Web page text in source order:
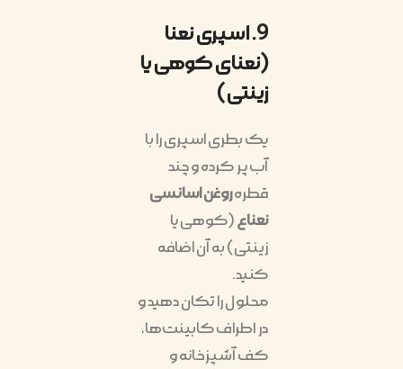
9. اسپری نعنا
(نعنای کوهی یا
زینتی)
یک بطری اسپری را با
آب پر کرده و چند
قطرهروغن اسانسی
نعناع(کوهی یا
زینتی) به آن اضافه
کنید.
محلول را تکان دهید و
در اطراف کابینت‌ها،
کف آشپزخانه و